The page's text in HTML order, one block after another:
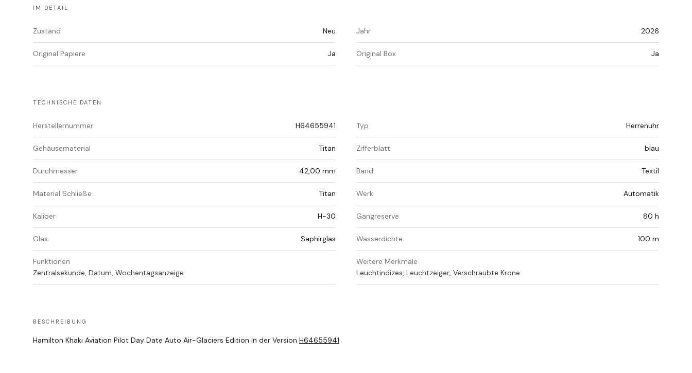
IM DETAIL
Zustand Neu Jahr 2026
Original Papiere Ja Original Box Ja
TECHNISCHE DATEN
Herstellernummer H64655941 Typ Herrenuhr
Gehäusematerial Titan Zifferblatt blau
Durchmesser 42,00 mm Band Textil
Material Schließe Titan Werk Automatik
Kaliber H-30 Gangreserve 80 h
Glas Saphirglas Wasserdichte 100 m
Funktionen
Zentralsekunde, Datum, Wochentagsanzeige
Weitere Merkmale
Leuchtindizes, Leuchtzeiger, Verschraubte Krone
BESCHREIBUNG
Hamilton Khaki Aviation Pilot Day Date Auto Air-Glaciers Edition in der Version H64655941